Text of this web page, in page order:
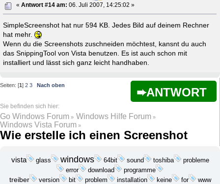
«Antwort #14 am: 06. Juli 2007, 14:25:02 »
SimpleScreenshot hat nur 594 KB. Jedes Bild auf deinem Rechner
hat mehr.
Wenn du die Screenshots zuschneiden möchtest, kansnt du auch
das SnippingTool von Vista benutzen. Es ist auch schon mit
installiert und lässt sich ganz leicht handhaben.
ANTWORT
Seiten: [1] 2 3 Nach oben
Go Windows Forum » Windows Hilfe Forum »
Windows Vista Forum »
Wie erstelle ich einen Screenshot
vista glass windows 64bit sound toshiba probleme
error download
programme
treiber
version bit problem installation keine for
www